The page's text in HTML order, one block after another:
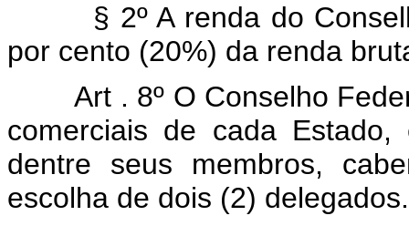
§ 2º A renda do
por cento (20%) da renda
Art . 8º O Conselho
comerciais de cada Estado,
dentre seus membros,
escolha de dois (2) delegados.